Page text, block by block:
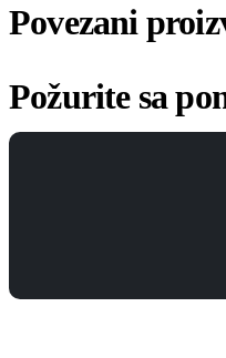
Povezani
Požurite sa